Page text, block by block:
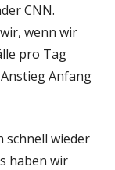
CNN.
wenn wir
pro Tag
Anfang
schnell wieder
haben wir